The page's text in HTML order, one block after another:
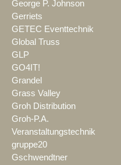
George P. Johnson
Gerriets
GETEC Eventtechnik
Global Truss
GLP
GO4IT!
Grandel
Grass Valley
Groh Distribution
Groh-P.A.
Veranstaltungstechnik
gruppe20
Gschwendtner